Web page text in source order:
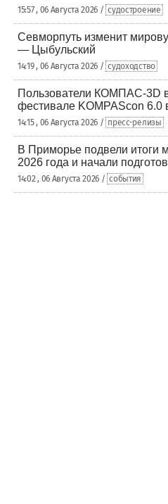
15:57 , 06 Августа 2026 / судостроение
Севморпуть изменит
— Цыбульский
14:19 , 06 Августа 2026 / судоходство
Пользователи КОМПАС-3D
фестивале KOMPAScon 6.0
14:15 , 06 Августа 2026 / пресс-релизы
В Приморье подвели итоги
2026 года и начали
14:02 , 06 Августа 2026 / события